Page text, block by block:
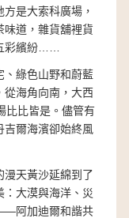
是大索科廣場，
味道，雜貨舖裡貨
彩繽紛……
、綠色山野和蔚藍
從海角向南，大西
比比皆是。儘管有
吉爾海濱卻始終風
漫天黃沙延綿到了
：大漠與海洋、災
阿加迪爾和諧共